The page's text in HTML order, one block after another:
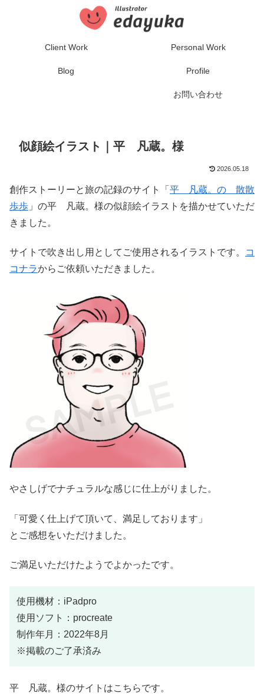
Client Work Personal Work
Blog Profile
お問い合わせ
似顔絵イラスト｜平 凡蔵。様
2026.05.18
創作ストーリーと旅の記録のサイト「 平 凡蔵。の 散散
歩歩 」の平 凡蔵。様の似顔絵イラストを描かせていただ
きました。
サイトで吹き出し用としてご使用されるイラストです。
コ
コナラからご依頼いただきました。
やさしげでナチュラルな感じに仕上がりました。
「可愛く仕上げて頂いて、満足しております」
とご感想をいただけました。
ご満足いただけたようでよかったです。
使用機材：iPadpro
使用ソフト：procreate
制作年月：2022年8月
※掲載のご了承済み
平 凡蔵。様のサイトはこちらです。